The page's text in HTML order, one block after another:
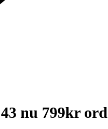
nu 799kr